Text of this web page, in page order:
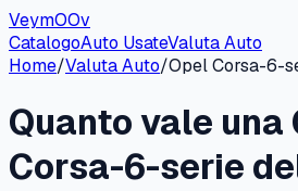
VeymOOv
CatalogoAuto UsateValuta Auto
Home/Valuta Auto/OpelCorsa-6-
Quanto vale una
Corsa-6-serie